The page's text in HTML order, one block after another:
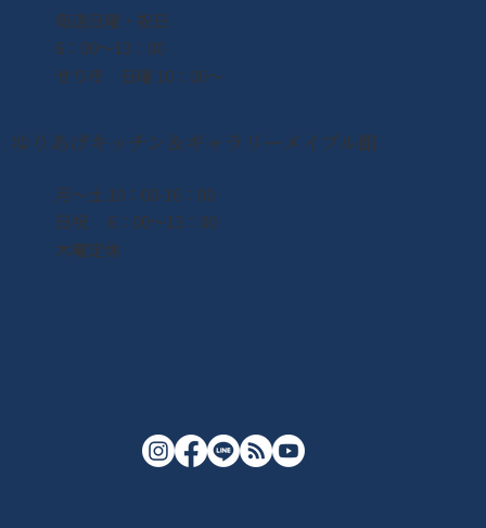
​毎週日曜・祝日
6：00〜13：00
せり市 日曜 10：00〜
ゆりあげキッチン＆ギャラリーメイプル館
月〜土 10：00-16：00
日祝 6：00〜13：00
木曜定休